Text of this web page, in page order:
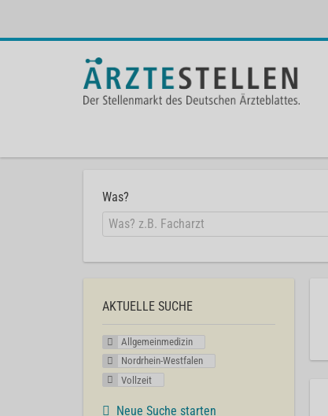
Was?
AKTUELLE SUCHE
Allgemeinmedizin
Nordrhein-Westfalen
Vollzeit
Neue Suche starten